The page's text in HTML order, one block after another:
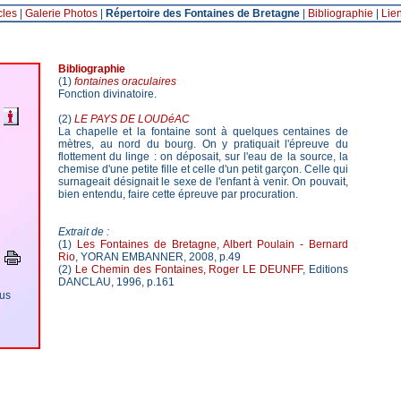
| Galerie Photos| Répertoire des Fontaines de Bretagne| Bibliographie
Bibliographie
(1) fontaines oraculaires
Fonction divinatoire.
(2) LE PAYS DE LOUDéAC
La chapelle et la fontaine sont à quelques centaines de
mètres, au nord du bourg. On y pratiquait l'épreuve du
flottement du linge : on déposait, sur l'eau de la source, la
chemise d'une petite fille et celle d'un petit garçon. Celle qui
surnageait désignait le sexe de l'enfant à venir. On pouvait,
bien entendu, faire cette épreuve par procuration.
Extrait de :
(1) Les Fontaines de Bretagne, Albert Poulain - Bernard
Rio, YORAN EMBANNER, 2008, p.49
(2) Le Chemin des Fontaines, Roger LE DEUNFF, Editions
DANCLAU, 1996, p.161